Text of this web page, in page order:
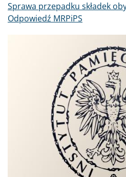
Sprawa przepadku składek
Odpowiedź MRPiPS